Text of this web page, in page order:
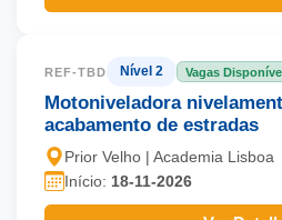
REF-TBD Nível 2 Vagas
Motoniveladora
acabamento de estradas
Prior Velho | Academia Lisboa
Início: 18-11-2026